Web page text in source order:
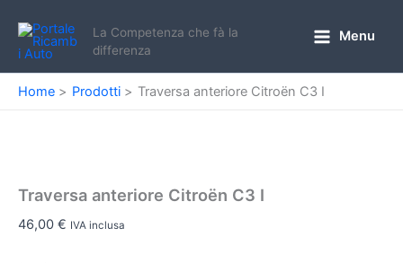
contenuto
La Competenza che fà la
differenza
Menu
Menu
Home Prodotti Traversa anteriore Citroën C3 I
Traversa anteriore Citroën C3 I
46,00 € IVA inclusa